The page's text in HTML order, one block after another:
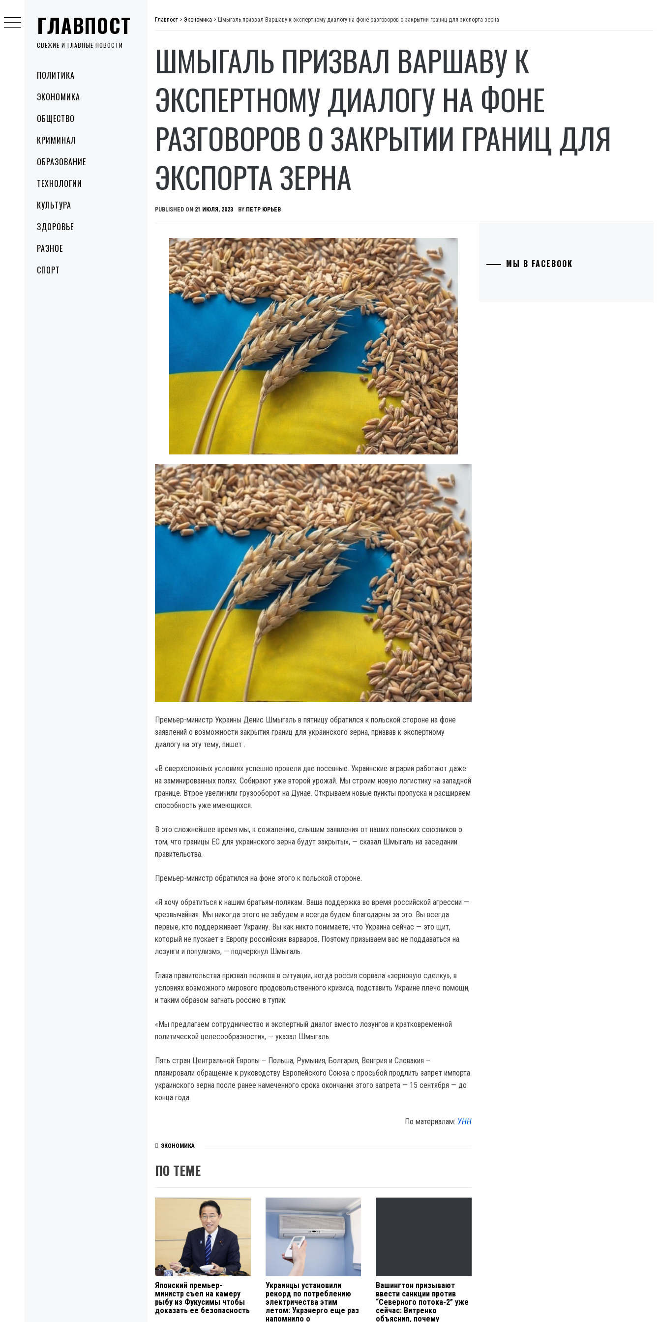
ГЛАВПОСТ
СВЕЖИЕ И ГЛАВНЫЕ НОВОСТИ
MenuПОЛИТИКА
ЭКОНОМИКА
ОБЩЕСТВО
КРИМИНАЛ
ОБРАЗОВАНИЕ
ТЕХНОЛОГИИ
КУЛЬТУРА
ЗДОРОВЬЕ
РАЗНОЕ
СПОРТ
to
content
Главпост > Экономика > Шмыгаль призвал Варшаву к экспертному диалогу на фоне разговоров о закрытии границ для экспорта зерна
ШМЫГАЛЬ ПРИЗВАЛ ВАРШАВУ К
ЭКСПЕРТНОМУ ДИАЛОГУ НА ФОНЕ
РАЗГОВОРОВ О ЗАКРЫТИИ ГРАНИЦ ДЛЯ
ЭКСПОРТА ЗЕРНА
PUBLISHED ON 21 ИЮЛЯ, 2023 BY ПЕТР ЮРЬЕВ
Премьер-министр Украины Денис Шмыгаль в пятницу обратился к польской стороне на фоне
заявлений о возможности закрытия границ для украинского зерна, призвав к экспертному
диалогу на эту тему, пишет .
«В сверхсложных условиях успешно провели две посевные. Украинские аграрии работают даже
на заминированных полях. Собирают уже второй урожай. Мы строим новую логистику на западной
границе. Втрое увеличили грузооборот на Дунае. Открываем новые пункты пропуска и расширяем
способность уже имеющихся.
В это сложнейшее время мы, к сожалению, слышим заявления от наших польских союзников о
том, что границы ЕС для украинского зерна будут закрыты», — сказал Шмыгаль на заседании
правительства.
Премьер-министр обратился на фоне этого к польской стороне.
«Я хочу обратиться к нашим братьям-полякам. Ваша поддержка во время российской агрессии —
чрезвычайная. Мы никогда этого не забудем и всегда будем благодарны за это. Вы всегда
первые, кто поддерживает Украину. Вы как никто понимаете, что Украина сейчас — это щит,
который не пускает в Европу российских варваров. Поэтому призываем вас не поддаваться на
лозунги и популизм», — подчеркнул Шмыгаль.
Глава правительства призвал поляков в ситуации, когда россия сорвала «зерновую сделку», в
условиях возможного мирового продовольственного кризиса, подставить Украине плечо помощи,
и таким образом загнать россию в тупик.
«Мы предлагаем сотрудничество и экспертный диалог вместо лозунгов и кратковременной
политической целесообразности», — указал Шмыгаль.
Пять стран Центральной Европы – Польша, Румыния, Болгария, Венгрия и Словакия –
планировали обращение к руководству Европейского Союза с просьбой продлить запрет импорта
украинского зерна после ранее намеченного срока окончания этого запрета — 15 сентября — до
конца года.
По материалам: УНН
ЭКОНОМИКА
ПО ТЕМЕ
Японский премьер-
министр съел на камеру
рыбу из Фукусимы чтобы
доказать ее безопасность
Украинцы установили
рекорд по потреблению
электричества этим
летом: Укрэнерго еще раз
напомнило о
Вашингтон призывают
ввести санкции против
“Северного потока-2” уже
сейчас: Витренко
объяснил, почему
МЫ В FACEBOOK